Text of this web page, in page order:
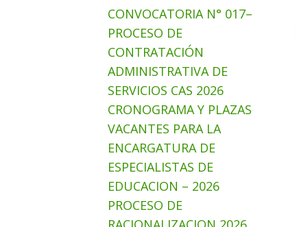
CONVOCATORIA N° 017–
PROCESO DE
CONTRATACIÓN
ADMINISTRATIVA DE
SERVICIOS CAS 2026
CRONOGRAMA Y PLAZAS
VACANTES PARA LA
ENCARGATURA DE
ESPECIALISTAS DE
EDUCACION – 2026
PROCESO DE